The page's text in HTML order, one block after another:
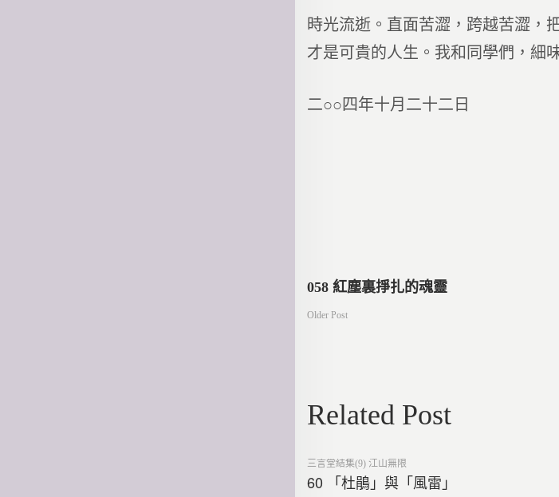
時光流逝。直面苦澀，跨越苦澀，
才是可貴的人生。我和同學們，細
二○○四年十月二十二日
文
導
覽
058 紅塵裏掙扎的魂靈
Older Post
Related Post
Posted
三言堂結集(9) 江山無限
60 「杜鵑」與「風雷」